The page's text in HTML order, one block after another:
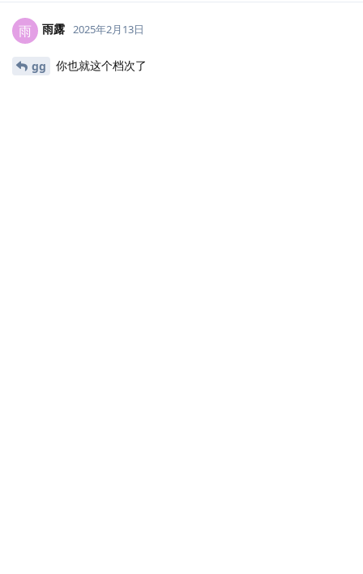
雨 雨露 2025年2月13日
gg 你也就这个档次了